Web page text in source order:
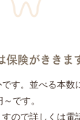
保険がききま
す。並べる本数
です。
ので詳しくは電